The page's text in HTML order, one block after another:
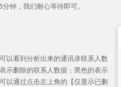
钟，我们耐心等待即可。
以看到分析出来的通讯录联系人数
示删除的联系人数据；黑色的表示
以通过点击左上角的【仅显示已删